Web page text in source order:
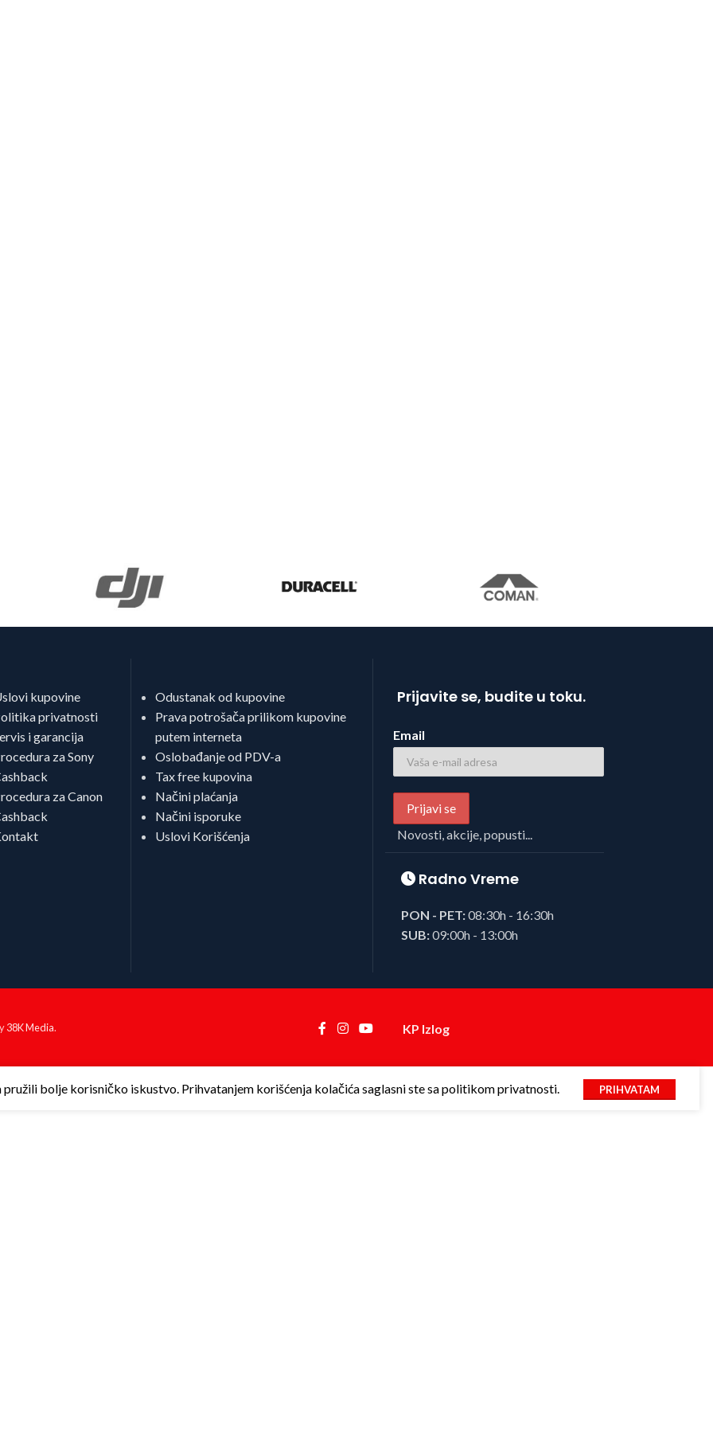
kupovine
privatnosti
i garancija
za Sony
za Canon
Odustanak od kupovine
Prava potrošača prilikom kupovine
putem interneta
Oslobađanje od PDV-a
Tax free kupovina
Načini plaćanja
Načini isporuke
Uslovi Korišćenja
Prijavite se, budite u toku.
Email
Novosti, akcije, popusti...
Radno Vreme
PON - PET:08:30h - 16:30h
SUB:09:00h - 13:00h
38K Media. KP Izlog
bolje korisničko iskustvo. Prihvatanjem korišćenja kolačića saglasni ste sa politikom privatnosti. PRIHVATAM